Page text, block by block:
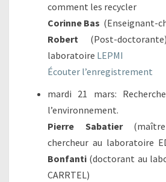
comment les recycler
Corinne Bas (Enseignant-
Robert (Post-
laboratoire LEPMI
Écouter l’enregistrement
mardi 21 mars:
l’environnement.
Pierre Sabatier
chercheur au laboratoire
Bonfanti (doctorant au
CARRTEL)